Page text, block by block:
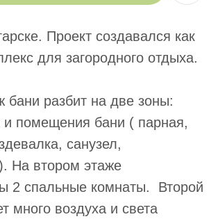
Проект создавался как
для загородного отдыха.
бани разбит на две зоны:
и помещения бани ( парная,
санузел,
На втором этаже
2 спальные комнаты. Второй
много воздуха и света